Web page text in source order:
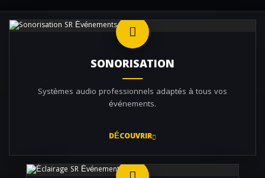
SONORISATION
Systèmes audio professionnels adaptés à tous vos
événements.
DÉCOUVRIR